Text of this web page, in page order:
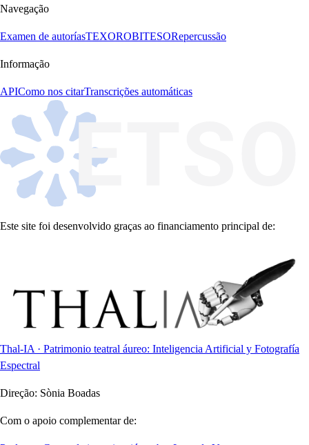
Navegação
Examen de autoríasTEXOROBITESORepercussão
Informação
APIComo nos citarTranscrições automáticas
Este site foi desenvolvido graças ao financiamento principal de:
Thal-IA · Patrimonio teatral áureo: Inteligencia Artificial y Fotografía
Espectral
Direção: Sònia Boadas
Com o apoio complementar de: